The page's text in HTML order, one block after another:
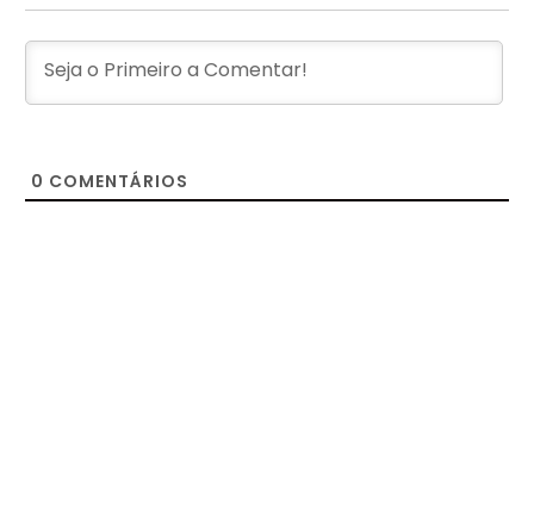
0 COMENTÁRIOS